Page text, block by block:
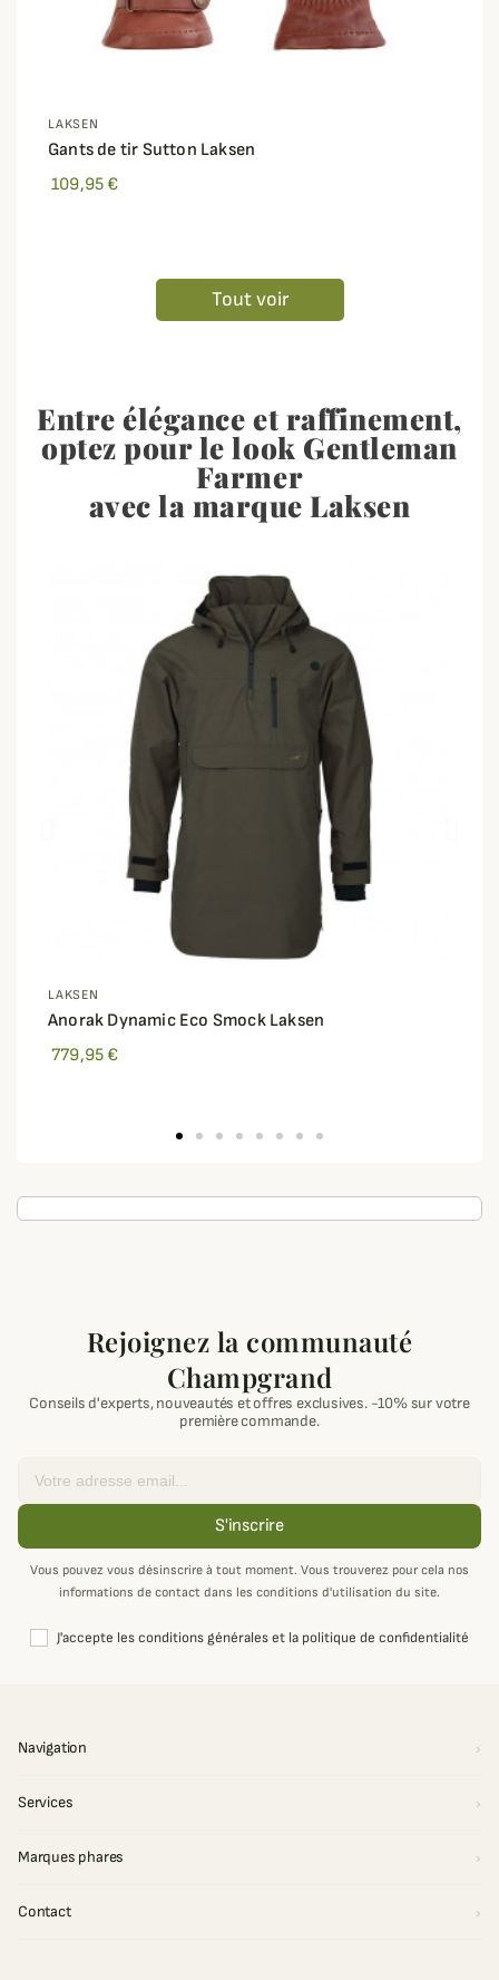
LAKSEN
Gants de tir Sutton Laksen
109,95 €
Tout voir
Entre élégance et raffinement,
optez pour le look Gentleman
Farmer
avec la marque Laksen
LAKSEN
Anorak Dynamic Eco Smock Laksen
779,95 €
Rejoignez la communauté
Champgrand
Conseils d'experts, nouveautés et offres exclusives. -10% sur votre
première commande.
S'inscrire
Vous pouvez vous désinscrire à tout moment. Vous trouverez pour cela nos
informations de contact dans les conditions d'utilisation du site.
J'accepte les conditions générales et la politique de confidentialité
Navigation
Services
Marques phares
Contact